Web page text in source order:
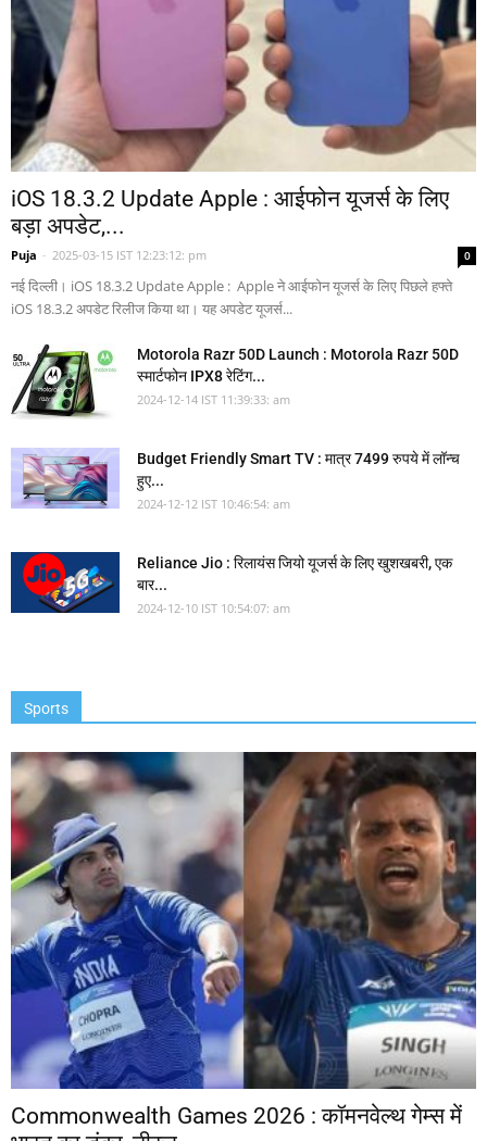
iOS 18.3.2 Update Apple : आईफोन यूजर्स के लिए
बड़ा अपडेट,...
Puja - 2025-03-15 IST 12:23:12: pm 0
नई दिल्ली। iOS 18.3.2 Update Apple : Apple ने आईफोन यूजर्स के लिए पिछले हफ्ते
iOS 18.3.2 अपडेट रिलीज किया था। यह अपडेट यूजर्स...
Motorola Razr 50D Launch : Motorola Razr 50D
स्मार्टफोन IPX8 रेटिंग...
2024-12-14 IST 11:39:33: am
Budget Friendly Smart TV : मात्र 7499 रुपये में लॉन्च
हुए...
2024-12-12 IST 10:46:54: am
Reliance Jio : रिलायंस जियो यूजर्स के लिए खुशखबरी, एक
बार...
2024-12-10 IST 10:54:07: am
Sports
Commonwealth Games 2026 : कॉमनवेल्थ गेम्स में